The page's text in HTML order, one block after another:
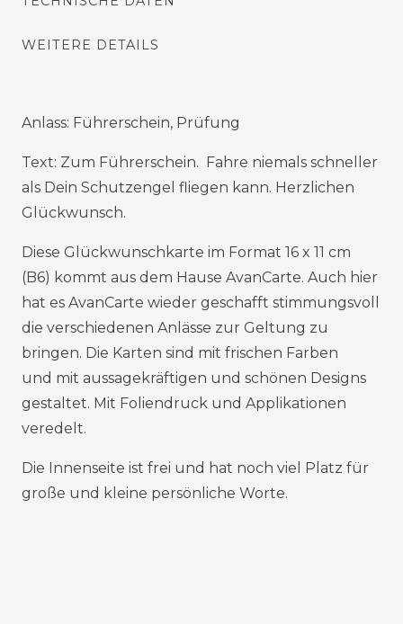
WEITERE DETAILS
Anlass: Führerschein, Prüfung
Text: Zum Führerschein. Fahre niemals schneller
als Dein Schutzengel fliegen kann. Herzlichen
Glückwunsch.
Diese Glückwunschkarte im Format 16 x 11 cm
(B6) kommt aus dem Hause AvanCarte. Auch hier
hat es AvanCarte wieder geschafft stimmungsvoll
die verschiedenen Anlässe zur Geltung zu
bringen. Die Karten sind mit frischen Farben
und mit aussagekräftigen und schönen Designs
gestaltet. Mit Foliendruck und Applikationen
veredelt.
Die Innenseite ist frei und hat noch viel Platz für
große und kleine persönliche Worte.